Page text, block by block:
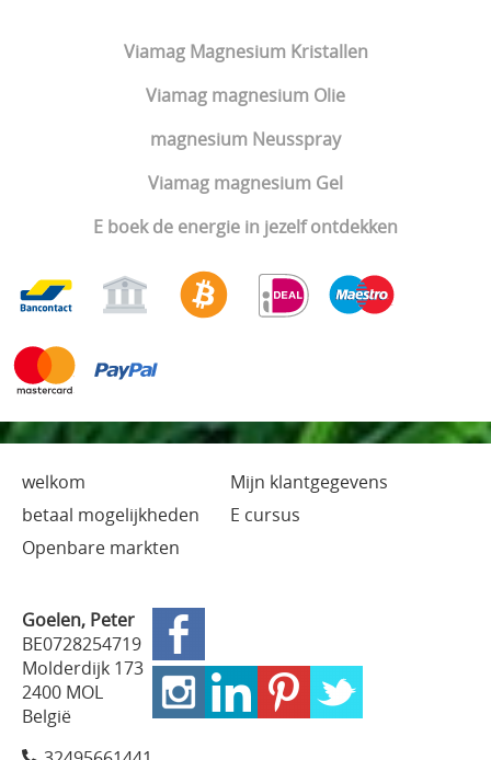
Viamag Magnesium Kristallen
Viamag magnesium Olie
magnesium Neusspray
Viamag magnesium Gel
E boek de energie in jezelf ontdekken
welkom
Mijn klantgegevens
betaal mogelijkheden
E cursus
Openbare markten
Goelen, Peter
BE0728254719
Molderdijk 173
2400 MOL
België